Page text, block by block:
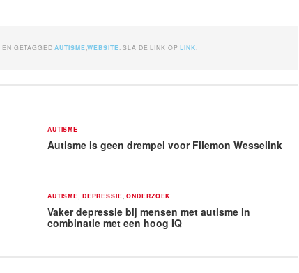
EN GETAGGEDAUTISME ,WEBSITE . SLA DE LINK OPLINK
AUTISME
Autisme is geen drempel voor Filemon Wesselink
AUTISME DEPRESSIE ,ONDERZOEK
Vaker depressie bij mensen met autisme in
combinatie met een hoog IQ